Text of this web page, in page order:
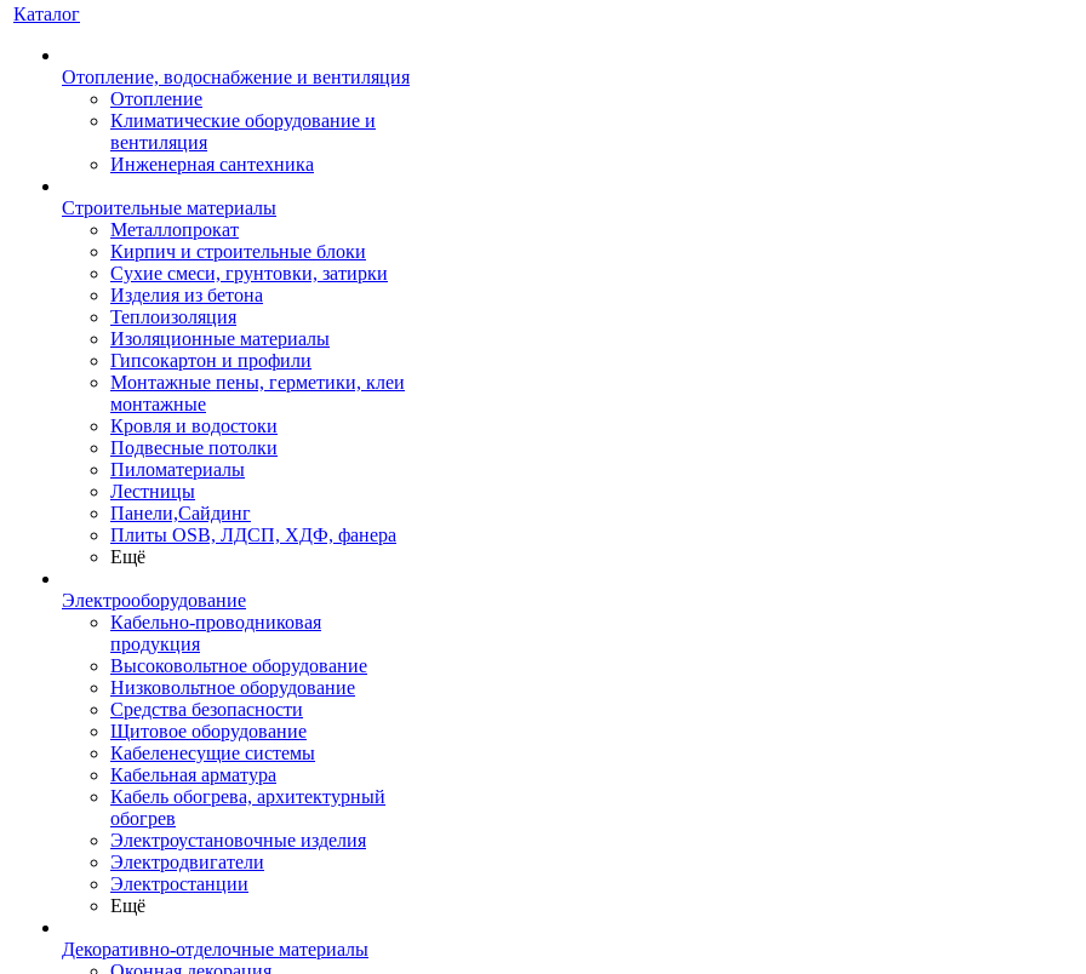
Каталог
Отопление, водоснабжение и вентиляция
Отопление
Климатические оборудование и
вентиляция
Инженерная сантехника
Строительные материалы
Металлопрокат
Кирпич и строительные блоки
Сухие смеси, грунтовки, затирки
Изделия из бетона
Теплоизоляция
Изоляционные материалы
Гипсокартон и профили
Монтажные пены, герметики, клеи
монтажные
Кровля и водостоки
Подвесные потолки
Пиломатериалы
Лестницы
Панели,Сайдинг
Плиты OSB, ЛДСП, ХДФ, фанера
Ещё
Электрооборудование
Кабельно-проводниковая
продукция
Высоковольтное оборудование
Низковольтное оборудование
Средства безопасности
Щитовое оборудование
Кабеленесущие системы
Кабельная арматура
Кабель обогрева, архитектурный
обогрев
Электроустановочные изделия
Электродвигатели
Электростанции
Ещё
Декоративно-отделочные материалы